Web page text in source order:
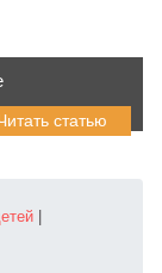
статью